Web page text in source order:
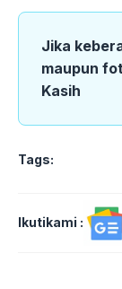
Jika
maupun
Kasih
Tags:
Ikutikami :